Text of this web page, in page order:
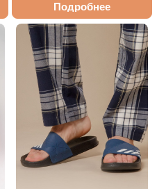
Подробнее